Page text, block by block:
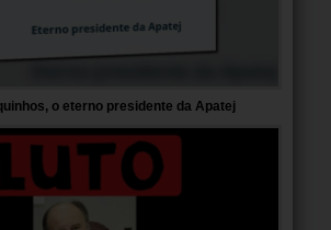
o eterno presidente da Apatej